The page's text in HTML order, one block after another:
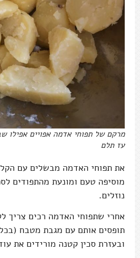
מרקם של תפוחי אדמה אפויים אפילו
עז תלם
את תפוחי האדמה מבשלים עם
מוסיפה טעם ומונעת מהתפודים
נוזלים.
אחרי שתפוחי האדמה רכים צריך
תופסים אותם עם מגבת מטבח
ובעזרת סכין קטנה מורידים את